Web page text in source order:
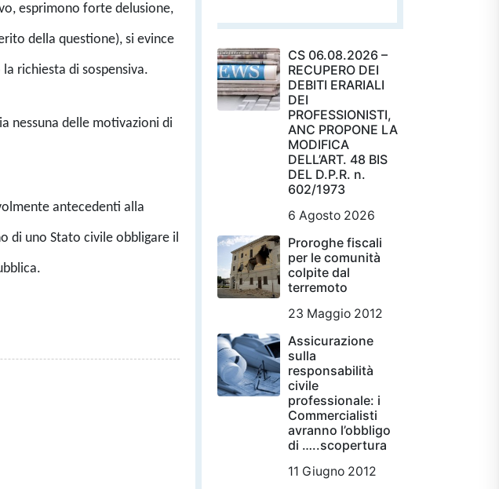
esprimono forte delusione,
della questione), si evince
richiesta di sospensiva.
nessuna delle motivazioni di
antecedenti alla
di uno Stato civile obbligare il
CS 06.08.2026 –
RECUPERO DEI
DEBITI ERARIALI
DEI
PROFESSIONISTI,
ANC PROPONE LA
MODIFICA
DELL’ART. 48 BIS
DEL D.P.R. n.
602/1973
6 Agosto 2026
Proroghe fiscali
per le comunità
colpite dal
terremoto
23 Maggio 2012
Assicurazione
sulla
responsabilità
civile
professionale: i
Commercialisti
avranno l’obbligo
di …..scopertura
11 Giugno 2012